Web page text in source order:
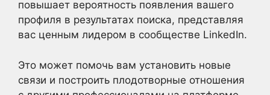
повышает вероятность появления вашего
профиля в результатах поиска, представляя
вас ценным лидером в сообществе LinkedIn.
Это может помочь вам установить новые
связи и построить плодотворные отношения